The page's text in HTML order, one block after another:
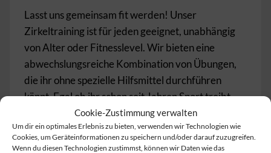
Cookie-Zustimmung verwalten
Um dir ein optimales Erlebnis zu bieten, verwenden wir Technologien wie
Cookies, um Geräteinformationen zu speichern und/oder darauf zuzugreifen.
Wenn du diesen Technologien zustimmst, können wir Daten wie das
Lasst uns gemeinsam fit werden! Unser
Zirkeltraining ist für jeden geeignet, unabhängig
von Alter oder Fitnesslevel. Wir bieten eine
abwechslungsreiche Kombination von Übungen,
die ihr ohne spezielle Hilfsmittel durchführen
könnt. Egal ob ihr schon seit Jahren Sport treibt
oder gerade erst anfangt, wir haben das richtige
Programm für euch! Details zum Zirkeltraining:
Wann: Sonntag, 10.9.2023,…